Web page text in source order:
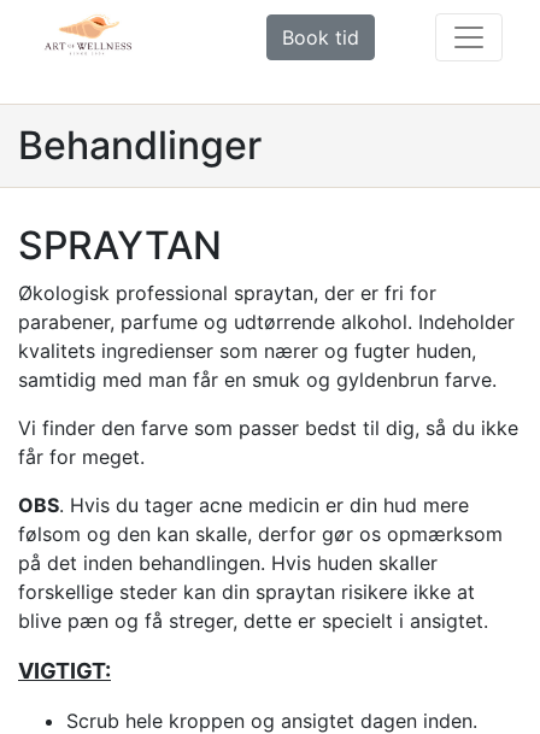
Book tid
Behandlinger
SPRAYTAN
Økologisk professional spraytan, der er fri for
parabener, parfume og udtørrende alkohol. Indeholder
kvalitets ingredienser som nærer og fugter huden,
samtidig med man får en smuk og gyldenbrun farve.
Vi finder den farve som passer bedst til dig, så du ikke
får for meget.
OBS. Hvis du tager acne medicin er din hud mere
følsom og den kan skalle, derfor gør os opmærksom
på det inden behandlingen. Hvis huden skaller
forskellige steder kan din spraytan risikere ikke at
blive pæn og få streger, dette er specielt i ansigtet.
VIGTIGT:
Scrub hele kroppen og ansigtet dagen inden.